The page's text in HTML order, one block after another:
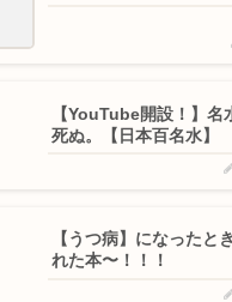
【YouTube開設！】名
死ぬ。【日本百名水】
【うつ病】になったと
れた本〜！！！